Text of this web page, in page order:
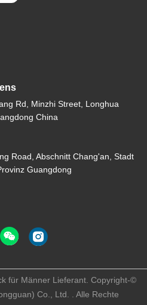
Rd, Minzhi Street, Longhua
China
Road, Abschnitt Chang'an, Stadt
Guangdong
für Männer Lieferant. Copyright-©
Co., Ltd. . Alle Rechte